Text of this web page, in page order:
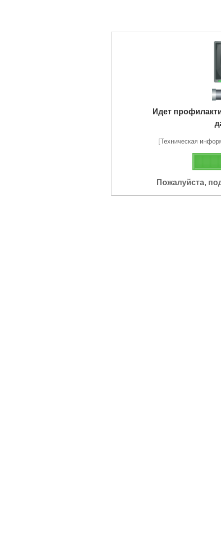
Идет
[Техническая
Пожалуйста,